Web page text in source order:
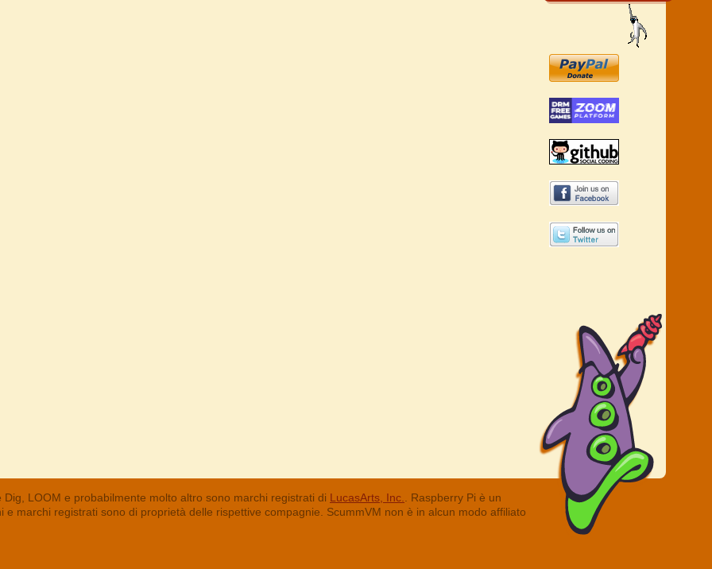
LOOM e probabilmente molto altro sono marchi registrati di LucasArts, Inc.
. Raspberry Pi è un
marchi registrati sono di proprietà delle rispettive compagnie. ScummVM non è in alcun modo affiliato